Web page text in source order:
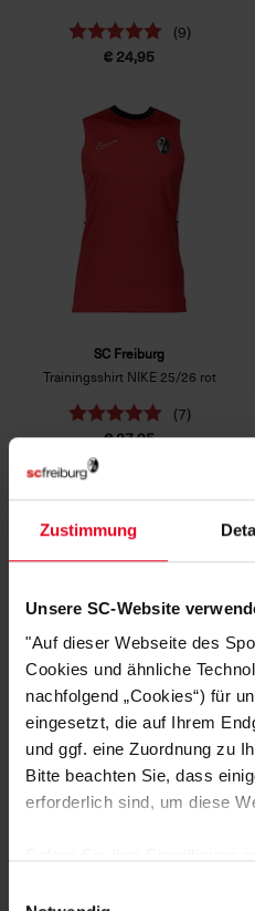
Zustimmung
Unsere SC-Website
"Auf dieser Webseite des
Cookies und ähnliche
nachfolgend „Cookies“) für
eingesetzt, die auf Ihrem
und ggf. eine Zuordnung zu
Bitte beachten Sie, dass
erforderlich sind, um diese
(9)
€ 24,95
SC Freiburg
Trainingsshirt NIKE 25/26 rot
(7)
€ 27,95
SC Freiburg
T-Shirt "Fischerhut" grau
(2)